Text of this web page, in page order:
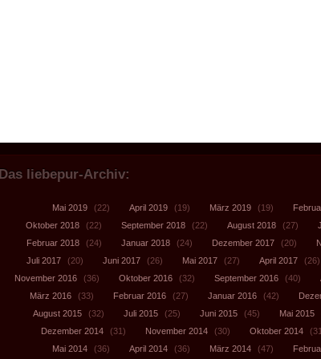
Das liebepur-Archiv:
Mai 2019 (22) April 2019 (19) März 2019 (19)
Oktober 2018
(22) September 2018 (22) August 2018 (27)
Februar 2018
(24) Januar 2018 (24) Dezember 2017 (20)
Juli 2017
(20) Juni 2017 (26) Mai 2017 (27) April 2017 (26)
November 2016
(36) Oktober 2016 (32) September 2016 (40)
März 2016
(33) Februar 2016 (27) Januar 2016 (42)
August 2015
(32) Juli 2015 (25) Juni 2015 (45) Mai 2015
Dezember 2014
(31) November 2014 (30) Oktober 2014
Mai 2014
(36) April 2014 (36) März 2014 (47)